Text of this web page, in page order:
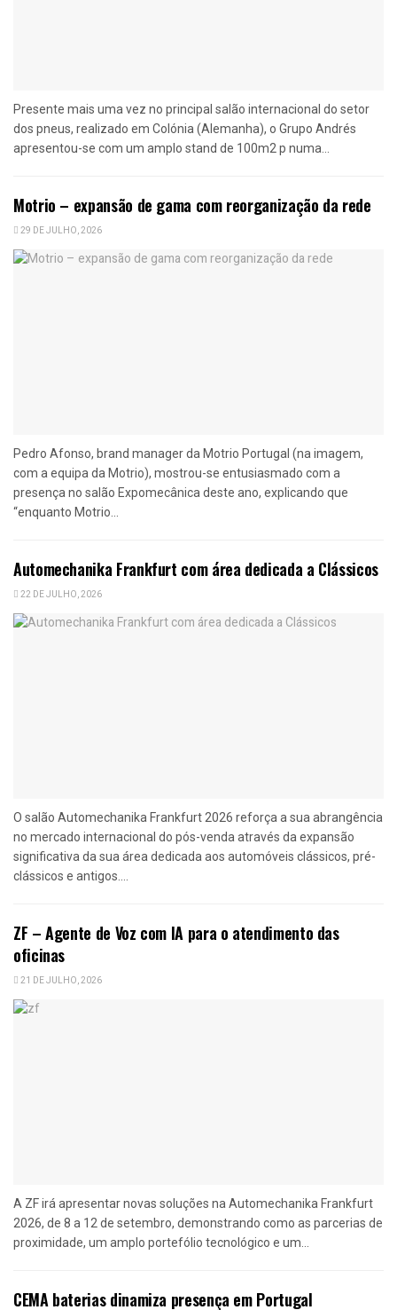
Presente mais uma vez no principal salão internacional do setor
dos pneus, realizado em Colónia (Alemanha), o Grupo Andrés
apresentou-se com um amplo stand de 100m2 p numa...
Motrio – expansão de gama com reorganização da rede
29 DE JULHO, 2026
Pedro Afonso, brand manager da Motrio Portugal (na imagem,
com a equipa da Motrio), mostrou-se entusiasmado com a
presença no salão Expomecânica deste ano, explicando que
“enquanto Motrio...
Automechanika Frankfurt com área dedicada a Clássicos
22 DE JULHO, 2026
O salão Automechanika Frankfurt 2026 reforça a sua abrangência
no mercado internacional do pós-venda através da expansão
significativa da sua área dedicada aos automóveis clássicos, pré-
clássicos e antigos....
ZF – Agente de Voz com IA para o atendimento das
oficinas
21 DE JULHO, 2026
A ZF irá apresentar novas soluções na Automechanika Frankfurt
2026, de 8 a 12 de setembro, demonstrando como as parcerias de
proximidade, um amplo portefólio tecnológico e um...
CEMA baterias dinamiza presença em Portugal